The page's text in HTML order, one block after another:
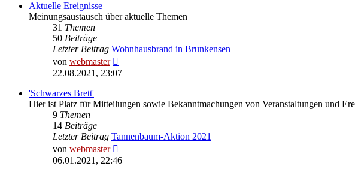
Aktuelle Ereignisse
Meinungsaustausch über aktuelle Themen
31 Themen
50 Beiträge
Letzter Beitrag Wohnhausbrand in Brunkensen
von webmaster
Beitrag
22.08.2021, 23:07
'Schwarzes Brett'
Hier ist Platz für Mitteilungen sowie Bekanntmachungen von Veranstaltungen und
9 Themen
14 Beiträge
Letzter Beitrag Tannenbaum-Aktion 2021
von webmaster
Beitrag
06.01.2021, 22:46